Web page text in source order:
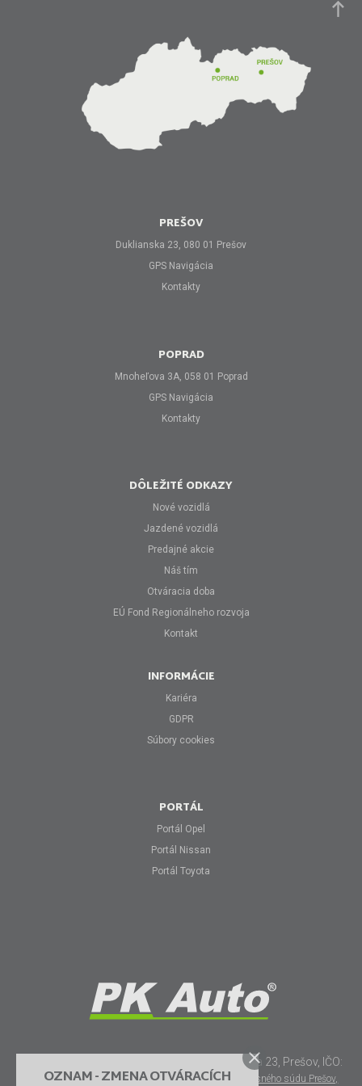
PREŠOV
Duklianska 23, 080 01 Prešov
GPS Navigácia
Kontakty
POPRAD
Mnoheľova 3A, 058 01 Poprad
GPS Navigácia
Kontakty
DÔLEŽITÉ ODKAZY
Nové vozidlá
Jazdené vozidlá
Predajné akcie
Náš tím
Otváracia doba
EÚ Fond Regionálneho rozvoja
Kontakt
INFORMÁCIE
Kariéra
GDPR
Súbory cookies
PORTÁL
Portál Opel
Portál Nissan
Portál Toyota
© PK AUTO spol. s r.o., so sídlom: Duklianska 23, Prešov, IČO:
31733174 zapísaná v Obchodnom registri Okresného súdu Prešov,
OZNAM - ZMENA OTVÁRACÍCH